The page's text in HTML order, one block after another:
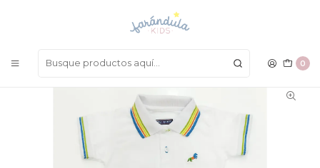
0
LAS MEJORES PRENDAS A UN SOLO CLICK